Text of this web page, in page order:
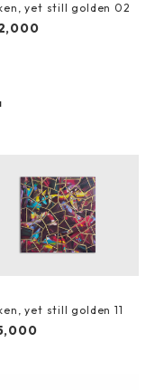
yet still golden 02
yet still golden 11